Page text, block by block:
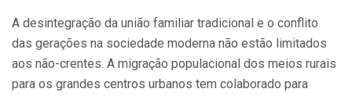
A desintegração da união familiar tradicional e o conflito
das gerações na sociedade moderna não estão limitados
aos não-crentes. A migração populacional dos meios rurais
para os grandes centros urbanos tem colaborado para